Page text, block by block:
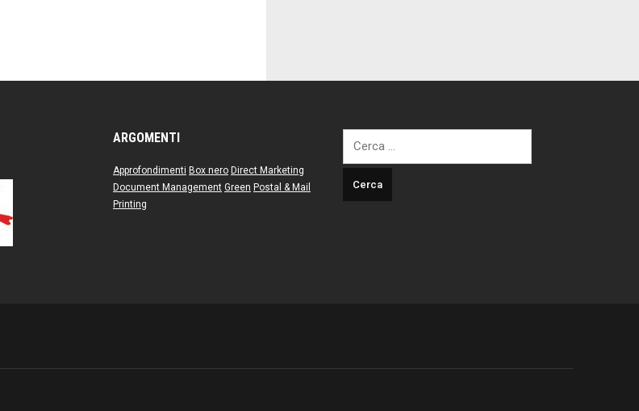
ARGOMENTI
Approfondimenti Box nero Direct Marketing
Document Management Green Postal & Mail
Printing
per: